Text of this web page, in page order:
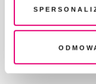
plików cookie".
legalność